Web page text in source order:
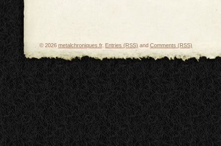
© 2026 metalchroniques.fr. Entries (RSS) and Comments (RSS)